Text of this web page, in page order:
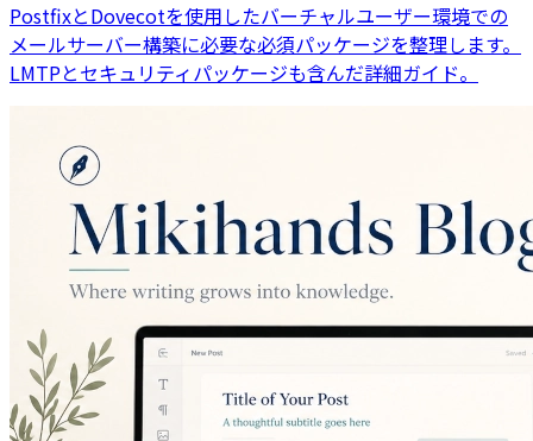
PostfixとDovecotを使用したバーチャルユーザー環境での
メールサーバー構築に必要な必須パッケージを整理します。
LMTPとセキュリティパッケージも含んだ詳細ガイド。